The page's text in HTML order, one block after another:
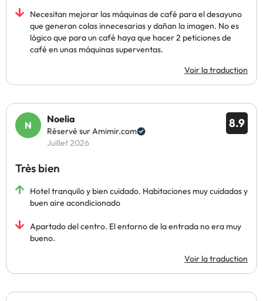
Necesitan mejorar las máquinas de café para el desayuno
que generan colas innecesarias y dañan la imagen. No es
lógico que para un café haya que hacer 2 peticiones de
café en unas máquinas superventas.
Voir la traduction
8.9
Noelia
Réservé sur Amimir.com
Juillet 2026
Très bien
Hotel tranquilo y bien cuidado. Habitaciones muy cuidadas y
buen aire acondicionado
Apartado del centro. El entorno de la entrada no era muy
bueno.
Voir la traduction